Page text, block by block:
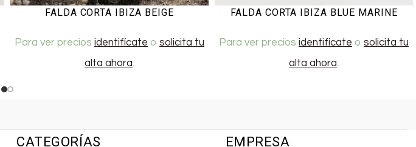
FALDA CORTA IBIZA BEIGE
Para ver precios identifícate o solicita tu
alta ahora.
FALDA CORTA IBIZA BLUE MARINE
Para ver precios identifícate o solicita tu
alta ahora.
CATEGORÍAS EMPRESA